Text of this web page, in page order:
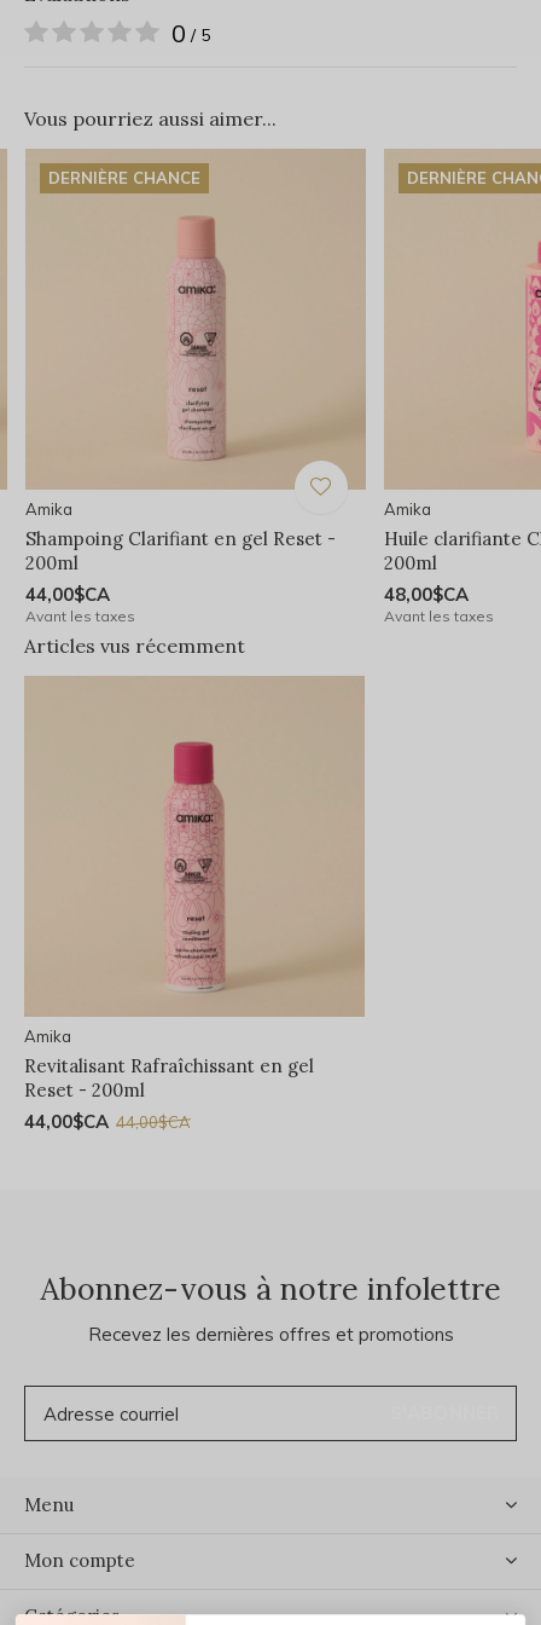
0 / 5
Vous pourriez aussi aimer...
DERNIÈRE CHANCE
Amika
Shampoing Clarifiant en gel Reset -
200ml
44,00$CA
Avant les taxes
DERNIÈRE
Amika
Huile clarifiante
200ml
48,00$CA
Avant les taxes
Articles vus récemment
Amika
Revitalisant Rafraîchissant en gel
Reset - 200ml
44,00$CA 44,00$CA
Abonnez-vous à notre infolettre
Recevez les dernières offres et promotions
Menu
Mon compte
Catégories